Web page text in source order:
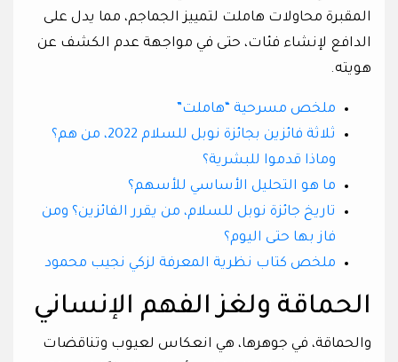
المقبرة محاولات هاملت لتمييز الجماجم، مما يدل على
الدافع لإنشاء فئات، حتى في مواجهة عدم الكشف عن
هويته.
ملخص مسرحية “هاملت”
ثلاثة فائزين بجائزة نوبل للسلام 2022، من هم؟
وماذا قدموا للبشرية؟
ما هو التحليل الأساسي للأسهم؟
تاريخ جائزة نوبل للسلام، من يقرر الفائزين؟ ومن
فاز بها حتى اليوم؟
ملخص كتاب نظرية المعرفة لزكي نجيب محمود
الحماقة ولغز الفهم الإنساني
والحماقة، في جوهرها، هي انعكاس لعيوب وتناقضات